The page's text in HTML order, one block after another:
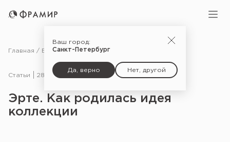
Ваш город:
Санкт-Петербург
Да, верно Нет, другой
Главная Блог Статьи
Статьи 28.03.24
Эрте. Как родилась идея
коллекции